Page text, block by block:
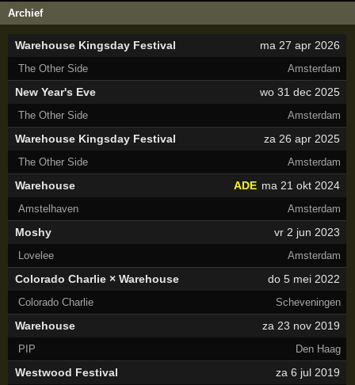
Archief
Warehouse Kingsday Festival ma 27 apr 2026
The Other Side Amsterdam
New Year's Eve wo 31 dec 2025
The Other Side Amsterdam
Warehouse Kingsday Festival za 26 apr 2025
The Other Side Amsterdam
Warehouse ma 21 okt 2024
ADE
Amstelhaven Amsterdam
Moshy vr 2 jun 2023
Lovelee Amsterdam
Colorado Charlie × Warehouse do 5 mei 2022
Colorado Charlie Scheveningen
Warehouse za 23 nov 2019
PIP Den Haag
Westwood Festival za 6 jul 2019